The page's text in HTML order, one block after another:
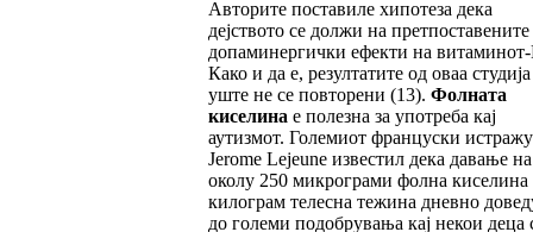
Авторите поставиле хипотеза дека
дејството се должи на претпоставените
допаминергички ефекти на
Како и да е, резултатите од оваа студија
уште не се повторени (13). Фолната
киселина е полезна за употреба кај
аутизмот. Големиот француски
Jerome Lejeune известил дека давање на
околу 250 микрограми фолна киселина
килограм телесна тежина дневно
до големи подобрувања кај некои деца